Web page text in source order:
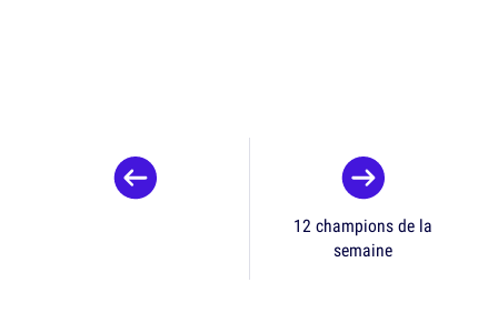
12 champions de la
semaine